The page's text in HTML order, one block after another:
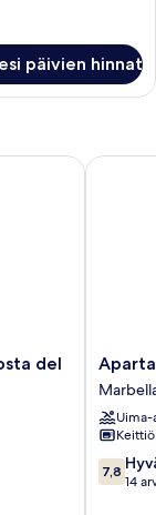
päivien hinnat
del
Sol
El
Toro
Uima-
Keittiö
7.8
kautta
7,8
14